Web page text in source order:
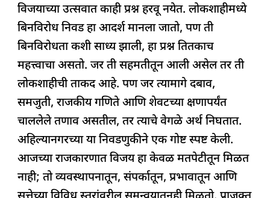
विजयाच्या उत्सवात काही प्रश्न हरवू नयेत. लोकशाहीमध्ये
बिनविरोध निवड हा आदर्श मानला जातो, पण ती
बिनविरोधता कशी साध्य झाली, हा प्रश्न तितकाच
महत्त्वाचा असतो. जर ती सहमतीतून आली असेल तर ती
लोकशाहीची ताकद आहे. पण जर त्यामागे दबाव,
समजुती, राजकीय गणिते आणि शेवटच्या क्षणापर्यंत
चाललेले तणाव असतील, तर त्याचे वेगळे अर्थ निघतात.
अहिल्यानगरच्या या निवडणुकीने एक गोष्ट स्पष्ट केली.
आजच्या राजकारणात विजय हा केवळ मतपेटीतून मिळत
नाही; तो व्यवस्थापनातून, संपर्कातून, प्रभावातून आणि